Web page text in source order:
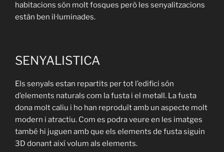
habitacions són molt fosques però les senyalitzacions
estàn ben il·luminades.
SENYALISTICA
Els senyals estan repartits per tot l’edifici són
d’elements naturals com la fusta i el metall. La fusta
dona molt caliu i ho han reproduït amb un aspecte molt
modern i atractiu. Com es podra veure en les imatges
també hi juguen amb que els elements de fusta siguin
3D donant així volum als elements.